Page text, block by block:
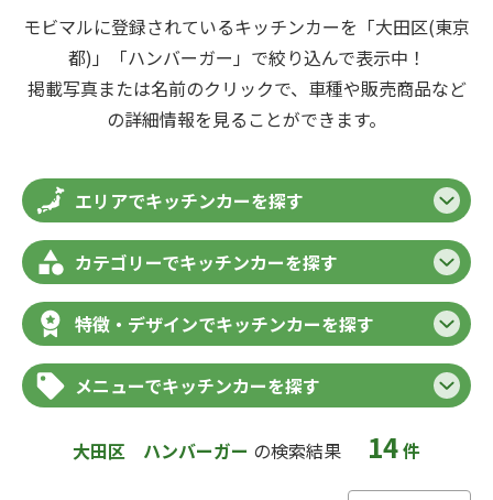
モビマルに登録されているキッチンカーを「大田区(東京
都)」「ハンバーガー」で絞り込んで表示中！
掲載写真または名前のクリックで、車種や販売商品など
の詳細情報を見ることができます。
エリアでキッチンカーを探す
カテゴリーでキッチンカーを探す
特徴・デザインでキッチンカーを探す
メニューでキッチンカーを探す
大田区 ハンバーガー の検索結果 14件